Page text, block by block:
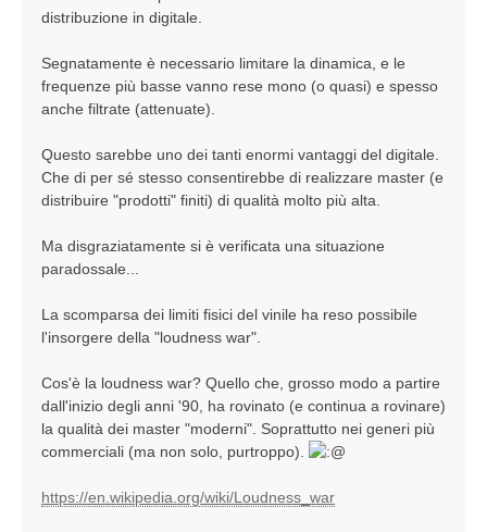
distribuzione in digitale.
Segnatamente è necessario limitare la dinamica, e le
frequenze più basse vanno rese mono (o quasi) e spesso
anche filtrate (attenuate).
Questo sarebbe uno dei tanti enormi vantaggi del digitale.
Che di per sé stesso consentirebbe di realizzare master (e
distribuire "prodotti" finiti) di qualità molto più alta.
Ma disgraziatamente si è verificata una situazione
paradossale...
La scomparsa dei limiti fisici del vinile ha reso possibile
l'insorgere della "loudness war".
Cos'è la loudness war? Quello che, grosso modo a partire
dall'inizio degli anni '90, ha rovinato (e continua a rovinare)
la qualità dei master "moderni". Soprattutto nei generi più
commerciali (ma non solo, purtroppo).
https://en.wikipedia.org/wiki/Loudness_war